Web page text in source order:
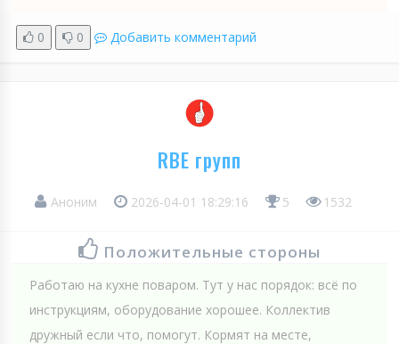
0 0 Добавить комментарий
RBE групп
Аноним 2026-04-01 18:29:16 5 1532
Положительные стороны
Работаю на кухне поваром. Тут у нас порядок: всё по
инструкциям, оборудование хорошее. Коллектив
дружный если что, помогут. Кормят на месте,